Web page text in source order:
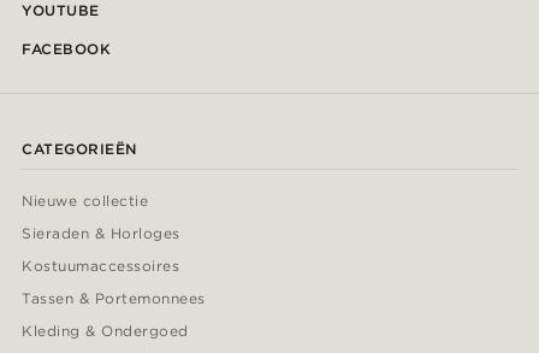
YOUTUBE
FACEBOOK
CATEGORIEËN
Nieuwe collectie
Sieraden & Horloges
Kostuumaccessoires
Tassen & Portemonnees
Kleding & Ondergoed